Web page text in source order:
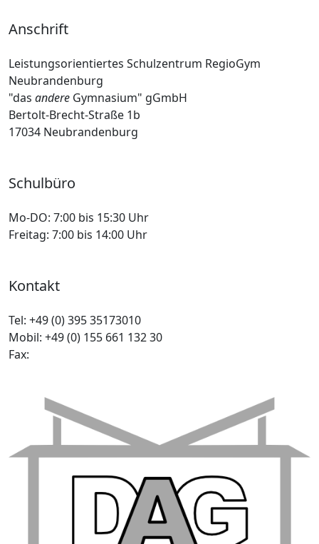
Anschrift
Leistungsorientiertes Schulzentrum RegioGym
Neubrandenburg
"das andere Gymnasium" gGmbH
Bertolt-Brecht-Straße 1b
17034 Neubrandenburg
Schulbüro
Mo-DO: 7:00 bis 15:30 Uhr
Freitag: 7:00 bis 14:00 Uhr
Kontakt
Tel: +49 (0) 395 35173010
Mobil: +49 (0) 155 661 132 30
Fax: